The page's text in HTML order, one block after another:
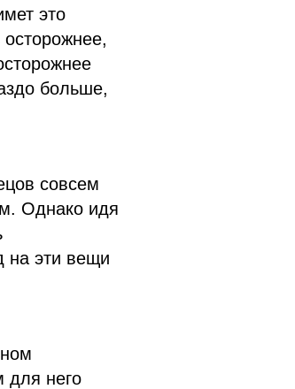
это
больше,
совсем
Однако идя
на эти вещи
для него